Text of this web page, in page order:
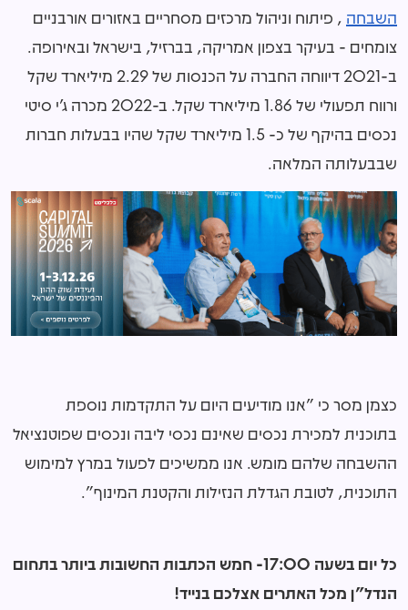
השבחה , פיתוח וניהול מרכזים מסחריים באזורים אורבניים
צומחים - בעיקר בצפון אמריקה, בברזיל, בישראל ובאירופה.
ב-2021 דיווחה החברה על הכנסות של 2.29 מיליארד שקל
ורווח תפעולי של 1.86 מיליארד שקל. ב-2022 מכרה ג'י סיטי
נכסים בהיקף של כ- 1.5 מיליארד שקל שהיו בבעלות חברות
שבבעלותה המלאה.
כצמן מסר כי "אנו מודיעים היום על התקדמות נוספת
בתוכנית למכירת נכסים שאינם נכסי ליבה ונכסים שפוטנציאל
ההשבחה שלהם מומש. אנו ממשיכים לפעול במרץ למימוש
התוכנית, לטובת הגדלת הנזילות והקטנת המינוף".
כל יום בשעה 17:00- חמש הכתבות החשובות ביותר בתחום
הנדל"ן מכל האתרים אצלכם בנייד!